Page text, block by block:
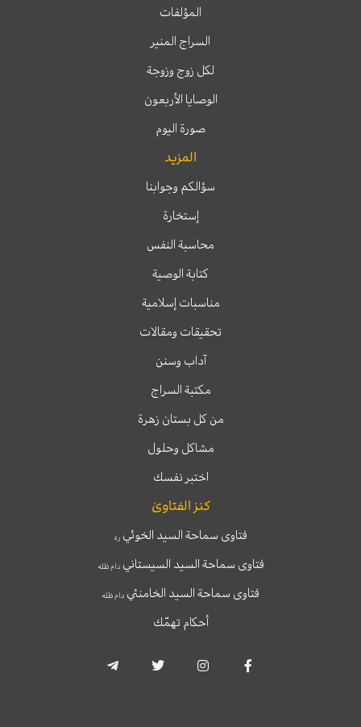
المؤلفات
السراج المنير
لكل زوج وزوجة
الوصايا الأربعون
صورة اليوم
المزيد
سؤالكم وجوابنا
إستخارة
محاسبة النفس
كتابة الوصية
مناسبات إسلامية
تحقيقات ومقالات
آداب وسنن
مكتبة السراج
من كل بستان زهرة
مشاكل وحلول
اختبر نفسك
كنز الفتاوىٰ
فتاوى سماحة السيد الخوئيره
فتاوى سماحة السيد السيستانيدام ظله
فتاوى سماحة السيد الخامنئي دام ظله
أحكام تهمّك
c
s
i
l